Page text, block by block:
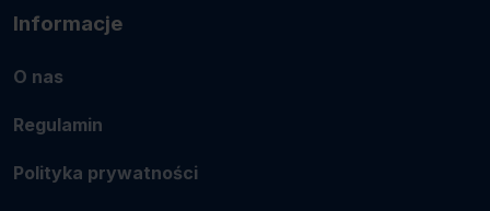
Informacje
O nas
Regulamin
Polityka prywatności